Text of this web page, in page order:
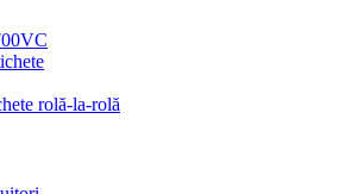
rolă-la-rolă